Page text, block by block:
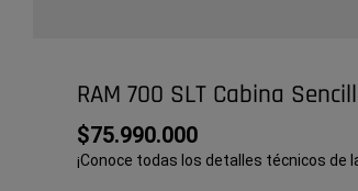
RAM 700 SLT Cabina
$75.990.000
¡Conoce todas los detalles técnicos de